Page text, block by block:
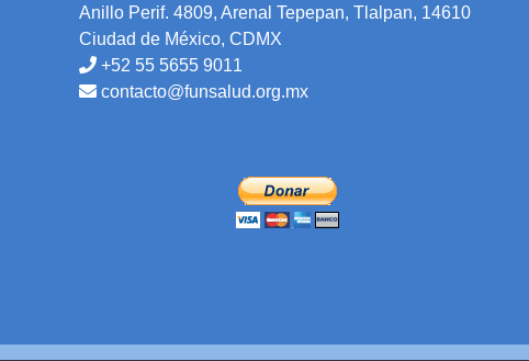
Anillo Perif. 4809, Arenal Tepepan, Tlalpan, 14610
Ciudad de México, CDMX
+52 55 5655 9011
contacto@funsalud.org.mx